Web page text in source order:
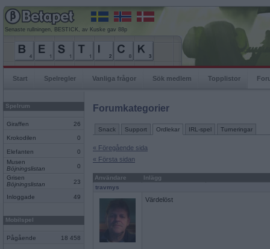
Senaste rullningen, BESTICK, av Kuske gav 88p
Start Spelregler Vanliga frågor Sök medlem Topplistor
Spelrum
Giraffen 26
Krokodilen 0
Elefanten
0
Musen
Böjningslistan
0
Grisen
Böjningslistan
23
Inloggade 49
Mobilspel
Pågående 18 458
Forumkategorier
Snack Support Ordlekar IRL-spel Turneringar
« Föregående sida
« Första sidan
Användare
Inlägg
travmys
Värdelöst